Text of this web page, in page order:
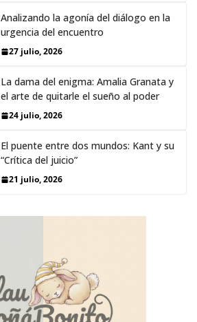
Analizando la agonía del diálogo en la
urgencia del encuentro
27 julio, 2026
La dama del enigma: Amalia Granata y
el arte de quitarle el sueño al poder
24 julio, 2026
El puente entre dos mundos: Kant y su
“Crítica del juicio”
21 julio, 2026